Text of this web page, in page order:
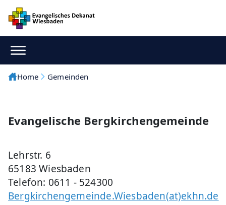
Home Gemeinden
Evangelische Bergkirchengemeinde
Lehrstr. 6
65183 Wiesbaden
Telefon: 0611 - 524300
Bergkirchengemeinde.Wiesbaden(at)ekhn.de